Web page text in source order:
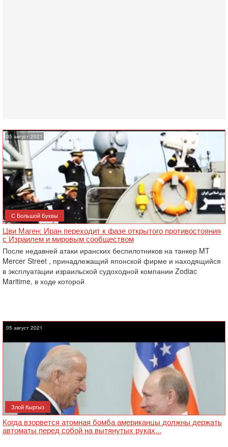
05 август 2021
С Большой Буквы
Цви Маген: Иран переходит к фазе открытого противостояния
с Израилем и мировым сообществом
После недавней атаки иранских беспилотников на танкер MT
Mercer Street , принадлежащий японской фирме и находящийся
в эксплуатации израильской судоходной компании Zodiac
Maritime, в ходе которой
05 август 2021
Злой Кыргыз
Когда взорвется атомная бомба американцы должны держать
автоматы перед собой на вытянутых руках...